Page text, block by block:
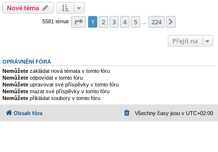
Nové téma
5581 témat Stránka z 224
1 2 3 4 5 224
Přejít na
OPRÁVNĚNÍ FÓRA
Nemůžete zakládat nová témata v tomto fóru
Nemůžete odpovídat v tomto fóru
Nemůžete upravovat své příspěvky v tomto fóru
Nemůžete mazat své příspěvky v tomto fóru
Nemůžete přikládat soubory v tomto fóru
Obsah fóra Všechny časy jsou v UTC+02:00